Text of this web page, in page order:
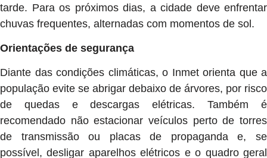
tarde. Para os próximos dias, a cidade deve enfrentar
chuvas frequentes, alternadas com momentos de sol.
Orientações de segurança
Diante das condições climáticas, o Inmet orienta que a
população evite se abrigar debaixo de árvores, por risco
de quedas e descargas elétricas. Também é
recomendado não estacionar veículos perto de torres
de transmissão ou placas de propaganda e, se
possível, desligar aparelhos elétricos e o quadro geral